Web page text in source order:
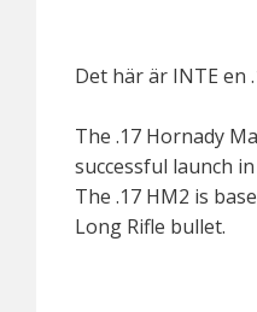
Det här är INTE en
The .17 Hornady
successful launch
The .17 HM2 is
Long Rifle bullet.